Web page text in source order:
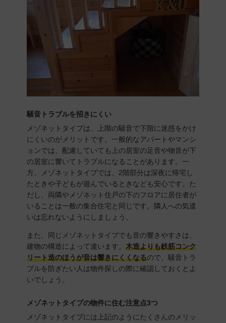
騒音トラブルを招きにくい
メゾネットタイプは、上階の騒音で下階に迷惑をかけ
にくいのがメリットです。一般的なアパートやマンシ
ョンでは、配慮していても上の居室の足音や物音が下
の居室に響いてトラブルになることがあります。一
方、メゾネットタイプでは、2階部分は深夜に帰宅し
たときや子どもが遊んでいるときなども安心です。た
だし、両隣やメゾネット住戸の下のフロアに居住者が
いることは一般の集合住宅と同じです。隣人への気遣
いは忘れないようにしましょう。
また、同じメゾネットタイプでも音の響きやすさは、
建物の構造によって違います。 木造よりも鉄筋コンク
リート造のほうが音は響きにくくなるので、騒音トラ
ブルを防ぎたい人は物件探しの際に確認しておくとよ
いでしょう。
メゾネットタイプの物件に住む注意点3つ
メゾネットタイプには上記のようにたくさんのメリッ